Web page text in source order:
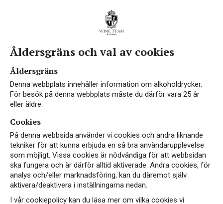
Åldersgräns och val av cookies
Åldersgräns
Denna webbplats innehåller information om alkoholdrycker.
För besök på denna webbplats måste du därför vara 25 år
eller äldre.
Cookies
På denna webbsida använder vi cookies och andra liknande
tekniker för att kunna erbjuda en så bra användarupplevelse
som möjligt. Vissa cookies är nödvändiga för att webbsidan
ska fungera och är därför alltid aktiverade. Andra cookies, för
analys och/eller marknadsföring, kan du däremot själv
aktivera/deaktivera i inställningarna nedan.
I vår cookiepolicy kan du läsa mer om vilka cookies vi